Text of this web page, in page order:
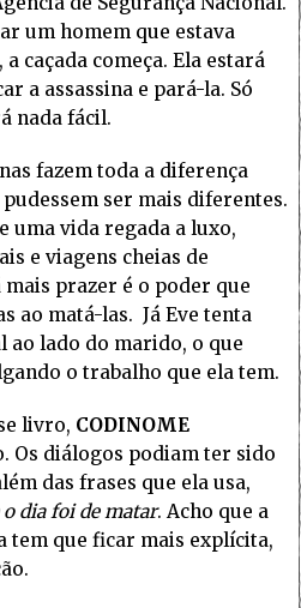
um homem que estava
caçada começa. Ela estará
a assassina e pará-la. Só
nada fácil.
fazem toda a diferença
ser mais diferentes.
uma vida regada a luxo,
e viagens cheias de
prazer é o poder que
ao matá-las. Já Eve tenta
ao lado do marido, o que
o trabalho que ela tem.
livro, CODINOME
Os diálogos podiam ter sido
das frases que ela usa,
dia foi de matar. Acho que a
tem que ficar mais explícita,